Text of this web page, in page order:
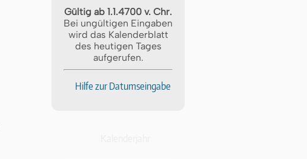
Gültig ab 1.1.4700 v. Chr.
Bei ungültigen Eingaben
wird das Kalenderblatt
des heutigen Tages
aufgerufen.
Hilfe zur Datumseingabe